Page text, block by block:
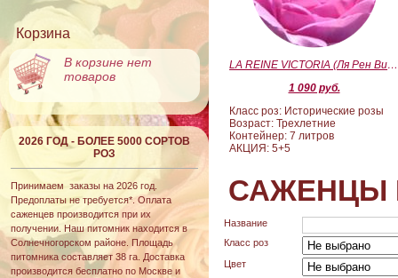
Корзина
В корзине нет
товаров
2026 ГОД - БОЛЕЕ 5000 СОРТОВ
РОЗ
Принимаем заказы на 2026 год.
Предоплаты не требуется*. Оплата
саженцев производится при их
получении. Наш питомник находится в
Солнечногорском районе. Площадь
питомника составляет 38 га. Доставка
производится бесплатно по Москве и
LA REINE VICTORIA (Ля Рен Виктория)
1 090 руб.
Класс роз: Исторические розы
Возраст: Трехлетние
Контейнер: 7 литров
АКЦИЯ: 5+5
САЖЕНЦЫ
Название
Класс роз
Цвет